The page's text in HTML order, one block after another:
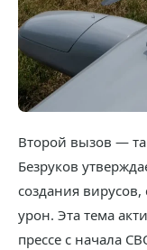
Второй вызов —
Безруков
создания
урон. Эта тема
прессе с начала